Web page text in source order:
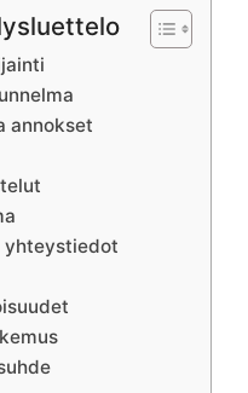
annokset
yhteystiedot